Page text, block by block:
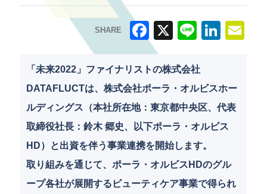
SHARE
F
a
c
e
b
o
o
k
n
e
k
e
dI
ai
「未来2022」ファイナリストの株式会社
DATAFLUCTは、株式会社ポーラ・オルビスホー
ルディングス（本社所在地：東京都中央区、代表
取締役社長：鈴木 郷史、以下ポーラ・オルビス
HD）と出資を伴う事業連携を開始します。
取り組みを通じて、ポーラ・オルビスHDのグル
ープ各社が展開するビューティケア事業で得られ